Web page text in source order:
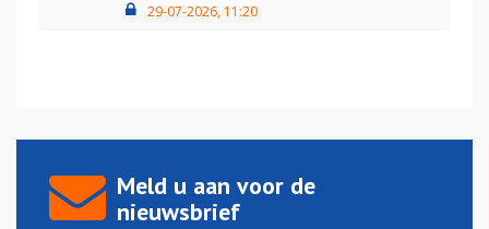
29-07-2026, 11:20
Meld u aan voor de
nieuwsbrief